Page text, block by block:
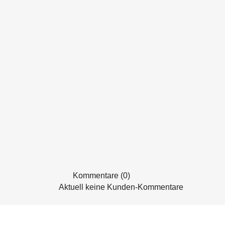
Kommentare (0)
Aktuell keine Kunden-Kommentare